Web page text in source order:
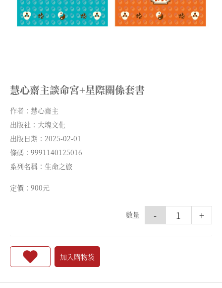
慧心齋主談命宮+星際關係套書
作者：慧心齋主
出版社：大塊文化
出版日期：2025-02-01
條碼：9991140125016
系列名稱：生命之旅
定價：900元
數量 +
-
加入購物袋